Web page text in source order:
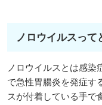
ノロウイルスって
ノロウイルスとは感染
で急性胃腸炎を発症す
スが付着している手で